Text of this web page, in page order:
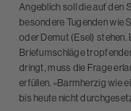
Angeblich soll die auf den
besondere Tugenden wie
oder Demut (Esel) stehen.
Briefumschläge
dringt, muss die Frage
erfüllen. »Barmherzig wie
bis heute nicht